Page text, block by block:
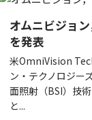
オムニビジョ
を発表
米OmniVision
ン・テクノロジー
面照射（BSI）技
と...